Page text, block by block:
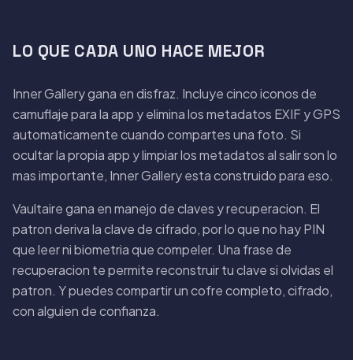
LO QUE CADA UNO HACE MEJOR
Inner Gallery gana en disfraz. Incluye cinco iconos de
camuflaje para la app y elimina los metadatos EXIF y GPS
automaticamente cuando compartes una foto. Si
ocultar la propia app y limpiar los metadatos al salir son lo
mas importante, Inner Gallery esta construido para eso.
Vaultaire gana en manejo de claves y recuperacion. El
patron deriva la clave de cifrado, por lo que no hay PIN
que leer ni biometria que compeler. Una frase de
recuperacion te permite reconstruir tu clave si olvidas el
patron. Y puedes compartir un cofre completo, cifrado,
con alguien de confianza.